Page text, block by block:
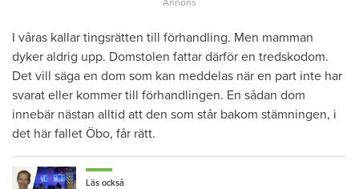
I våras kallar tingsrätten till förhandling. Men mamman
dyker aldrig upp. Domstolen fattar därför en tredskodom.
Det vill säga en dom som kan meddelas när en part inte har
svarat eller kommer till förhandlingen. En sådan dom
innebär nästan alltid att den som står bakom stämningen, i
det här fallet Öbo, får rätt.
Läs också